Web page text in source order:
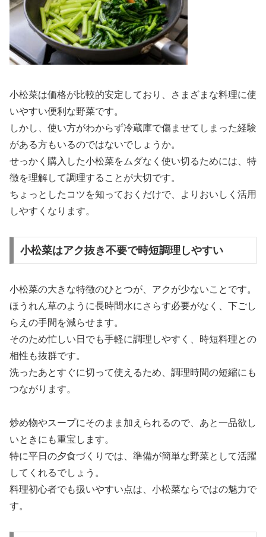
小松菜は価格が比較的安定しており、さまざまな料理に使
いやすい便利な野菜です。
しかし、使い方がわからず冷蔵庫で傷ませてしまった経験
がある方もいるのではないでしょうか。
せっかく購入した小松菜をムダなく使い切るためには、特
徴を理解して調理することが大切です。
ちょっとしたコツを知っておくだけで、よりおいしく活用
しやすくなります。
小松菜はアク抜き不要で時短調理しやすい
小松菜の大きな特徴のひとつが、アクが少ないことです。
ほうれん草のように長時間水にさらす必要がなく、下ごし
らえの手間を減らせます。
そのため忙しい日でも手軽に調理しやすく、時短料理との
相性も抜群です。
洗ったあとすぐに切って使えるため、調理時間の短縮にも
つながります。
炒め物やスープにそのまま加えられるので、あと一品欲し
いときにも重宝します。
特に平日の夕食づくりでは、準備が簡単な野菜として活躍
してくれるでしょう。
料理初心者でも扱いやすい点は、小松菜ならではの魅力で
す。